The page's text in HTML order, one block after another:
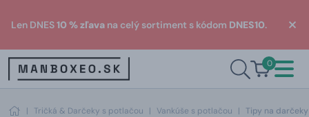
Len DNES10 % zľava na celý sortiment s kódom DNES10.
0
| Tričká & Darčeky s potlačou | Vankúše s potlačou | Tipy na darčeky